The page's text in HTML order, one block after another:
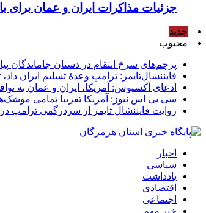
جزئیات مذاکرات ایران و عمان برای
جدید
محبوب
پرچم‌های سرخ انتقام در دستان جاماندگان
فایننشال‌تایمز: ترامپ وعدۀ تسلیم ایران
ادعای آکسیوس: آمریکا، ایران و عمان به
سی بی اس نیوز: آمریکا تقریبا تمامی
روایت فایننشال تایمز از سردرگمی ترامپ در
اخبار
سیاسی
یادداشت
اقتصادی
اجتماعی